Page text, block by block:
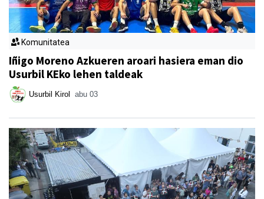
Komunitatea
Iñigo Moreno Azkueren aroari hasiera eman dio
Usurbil KEko lehen taldeak
Usurbil Kirol abu 03